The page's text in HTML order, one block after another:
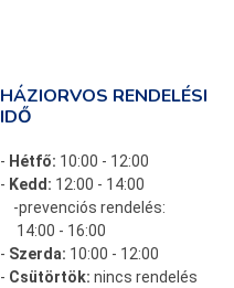
HÁZIORVOS RENDELÉSI
IDŐ
- Hétfő: 10:00 - 12:00
- Kedd: 12:00 - 14:00
-prevenciós rendelés:
14:00 - 16:00
- Szerda: 10:00 - 12:00
- Csütörtök: nincs rendelés